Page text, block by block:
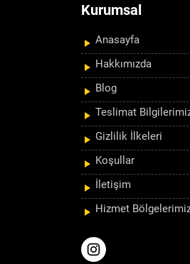
Kurumsal
Anasayfa
Hakkımızda
Blog
Teslimat
Gizlilik İlkeleri
Koşullar
İletişim
Hizmet